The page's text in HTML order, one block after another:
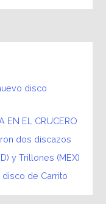
disco
EN EL CRUCERO
dos discazos
y Trillones (MEX)
de Carrito